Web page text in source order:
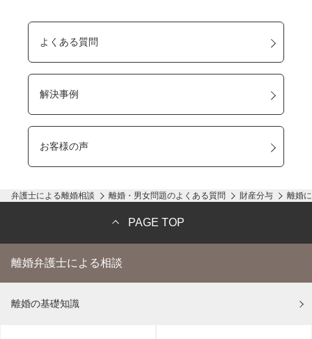
よくある質問
解決事例
お客様の声
弁護士による離婚相談 離婚・男女問題のよくある質問 財産分与 離婚
PAGE TOP
離婚弁護士による相談
離婚の基礎知識